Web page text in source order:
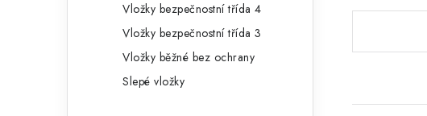
Vložky bezpečnostní třída 4
Vložky bezpečnostní třída 3
Vložky běžné bez ochrany
Slepé vložky